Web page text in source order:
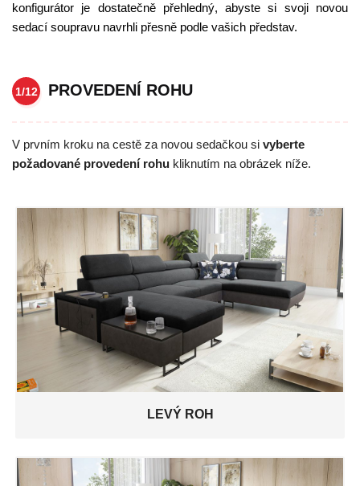
konfigurátor je dostatečně přehledný, abyste si svoji novou
sedací soupravu navrhli přesně podle vašich představ.
1/12 PROVEDENÍ ROHU
V prvním kroku na cestě za novou sedačkou si vyberte
požadované provedení rohu kliknutím na obrázek níže.
LEVÝ ROH